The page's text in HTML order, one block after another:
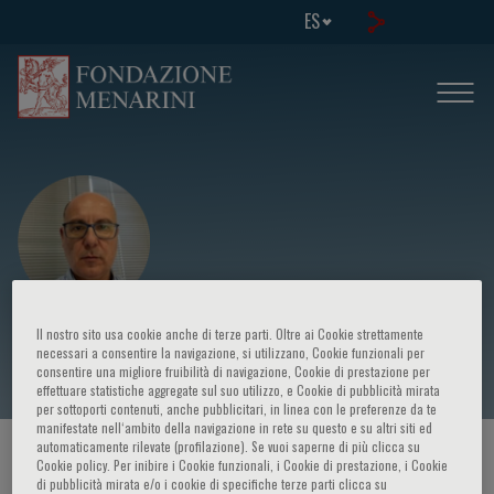
ES
Vasileios Tsirimpis
HOME PAGE / CURSOS Y EVENTOS / ORADOR
Il nostro sito usa cookie anche di terze parti. Oltre ai Cookie strettamente
necessari a consentire la navigazione, si utilizzano, Cookie funzionali per
consentire una migliore fruibilità di navigazione, Cookie di prestazione per
effettuare statistiche aggregate sul suo utilizzo, e Cookie di pubblicità mirata
per sottoporti contenuti, anche pubblicitari, in linea con le preferenze da te
manifestate nell‘ambito della navigazione in rete su questo e su altri siti ed
automaticamente rilevate (profilazione). Se vuoi saperne di più clicca su
Cookie policy. Per inibire i Cookie funzionali, i Cookie di prestazione, i Cookie
di pubblicità mirata e/o i cookie di specifiche terze parti clicca su